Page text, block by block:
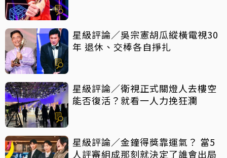
星級評論／吳宗憲胡瓜縱橫電視30
年 退休、交棒各自掙扎
星級評論／衛視正式關燈人去樓空
能否復活？就看一人力挽狂瀾
星級評論／金鐘得獎靠運氣？ 當5
人評審組成那刻就決定了誰會出局